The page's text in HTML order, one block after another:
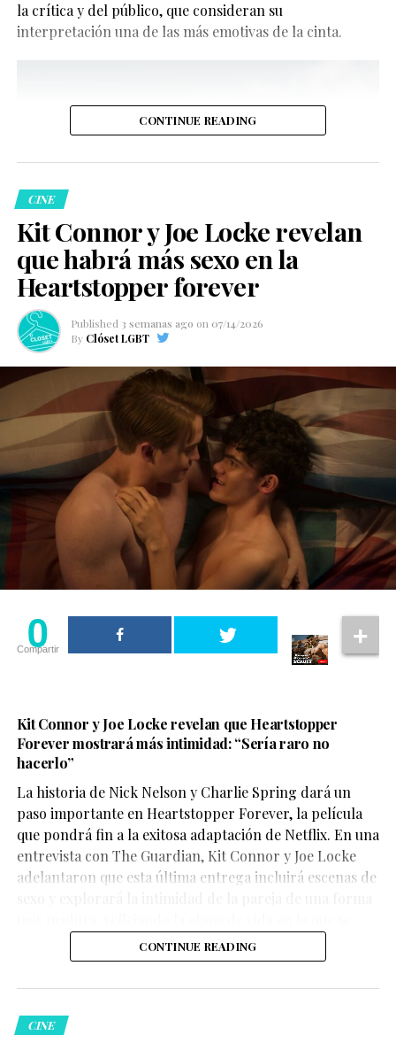
la crítica y del público, que consideran su
interpretación una de las más emotivas de la cinta.
Aunque su participación no ocupa gran parte del
metraje, el actor logra dejar una fuerte impresión. Su
personaje,Sinon, juega un papel clave en la historia y
aporta una mirada profundamente humana sobre las
La crítica destaca la actuación
CONTINUE READING
CINE
Kit Connor y Joe Locke revelan
que habrá más sexo en la
Heartstopper forever
Published 3 semanas ago on 07/14/2026
By Clóset LGBT
0
Compartir
Kit Connor y Joe Locke revelan que Heartstopper
Forever mostrará más intimidad: “Sería raro no
hacerlo”
La historia de Nick Nelson y Charlie Spring dará un
paso importante en Heartstopper Forever, la película
que pondrá fin a la exitosa adaptación de Netflix. En una
entrevista con The Guardian, Kit Connor y Joe Locke
adelantaron que esta última entrega incluirá escenas de
encuentran los personajes.CONTINUE READING
CINE